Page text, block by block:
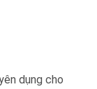
dụng cho